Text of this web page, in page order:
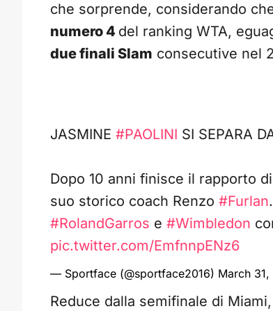
che sorprende, considerando
numero 4 del ranking WTA,
due finali Slam consecutive nel
JASMINE #PAOLINI SI SEPARA
Dopo 10 anni finisce il rapporto
suo storico coach Renzo #Furlan
#RolandGarros e #Wimbledon
pic.twitter.com/EmfnnpENz6
— Sportface (@sportface2016) March
Reduce dalla semifinale di